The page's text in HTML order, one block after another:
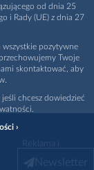
promocja
od dnia 25
i Rady (UE) z dnia 27
pozytywne
Twoje
skontaktować, aby
chcesz dowiedzieć
›
Newsletter